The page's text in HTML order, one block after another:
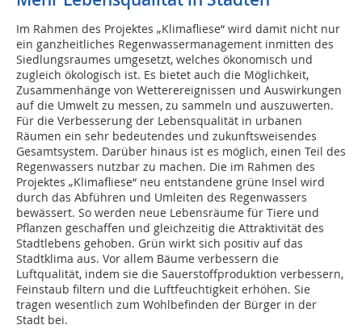
Im Rahmen des Projektes „Klimafliese“ wird damit nicht nur
ein ganzheitliches Regenwassermanagement inmitten des
Siedlungsraumes umgesetzt, welches ökonomisch und
zugleich ökologisch ist. Es bietet auch die Möglichkeit,
Zusammenhänge von Wetterereignissen und Auswirkungen
auf die Umwelt zu messen, zu sammeln und auszuwerten.
Für die Verbesserung der Lebensqualität in urbanen
Räumen ein sehr bedeutendes und zukunftsweisendes
Gesamtsystem. Darüber hinaus ist es möglich, einen Teil des
Regenwassers nutzbar zu machen. Die im Rahmen des
Projektes „Klimafliese“ neu entstandene grüne Insel wird
durch das Abführen und Umleiten des Regenwassers
bewässert. So werden neue Lebensräume für Tiere und
Pflanzen geschaffen und gleichzeitig die Attraktivität des
Stadtlebens gehoben. Grün wirkt sich positiv auf das
Stadtklima aus. Vor allem Bäume verbessern die
Luftqualität, indem sie die Sauerstoffproduktion verbessern,
Feinstaub filtern und die Luftfeuchtigkeit erhöhen. Sie
tragen wesentlich zum Wohlbefinden der Bürger in der
Stadt bei.